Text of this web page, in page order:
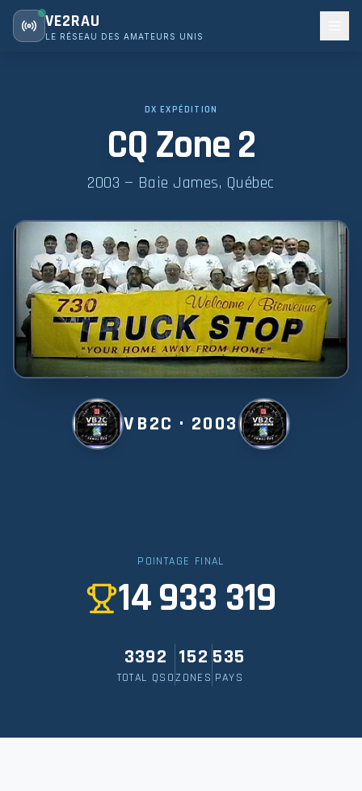
VE2RAU
LE RÉSEAU DES AMATEURS UNIS
DX EXPÉDITION
CQ Zone 2
2003 — Baie James, Québec
VB2C · 2003
POINTAGE FINAL
14 933 319
3392
TOTAL QSO
152
ZONES
535
PAYS